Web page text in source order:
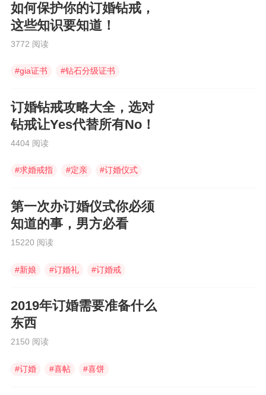
如何保护你的订婚钻戒，
这些知识要知道！
3772 阅读
#gia证书 #钻石分级证书
订婚钻戒攻略大全，选对
钻戒让Yes代替所有No！
4404 阅读
#求婚戒指 #定亲 #订婚仪式
第一次办订婚仪式你必须
知道的事，男方必看
15220 阅读
#新娘 #订婚礼 #订婚戒
2019年订婚需要准备什么
东西
2150 阅读
#订婚 #喜帖 #喜饼